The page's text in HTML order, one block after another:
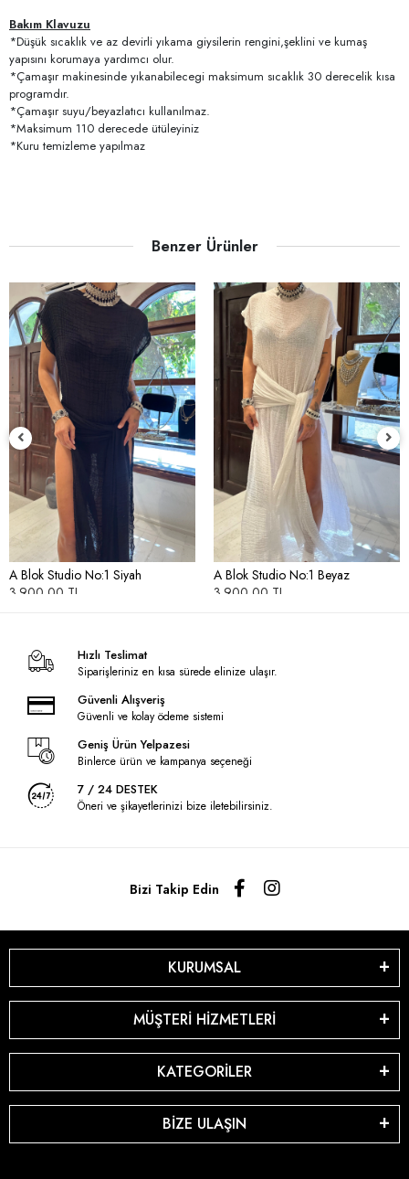
Bakım Klavuzu
*Düşük sıcaklık ve az devirli yıkama giysilerin rengini,şeklini ve kumaş
yapısını korumaya yardımcı olur.
*Çamaşır makinesinde yıkanabilecegi maksimum sıcaklık 30 derecelik kısa
programdır.
*Çamaşır suyu/beyazlatıcı kullanılmaz.
*Maksimum 110 derecede ütüleyiniz
*Kuru temizleme yapılmaz
Benzer Ürünler
A Blok Studio No:1 Siyah
3.900,00 TL
A Blok Studio No:1 Beyaz
3.900,00 TL
Hızlı Teslimat
Siparişleriniz en kısa sürede elinize ulaşır.
Güvenli Alışveriş
Güvenli ve kolay ödeme sistemi
Geniş Ürün Yelpazesi
Binlerce ürün ve kampanya seçeneği
7 / 24 DESTEK
Öneri ve şikayetlerinizi bize iletebilirsiniz.
Bizi Takip Edin
KURUMSAL
MÜŞTERİ HİZMETLERİ
KATEGORİLER
BİZE ULAŞIN